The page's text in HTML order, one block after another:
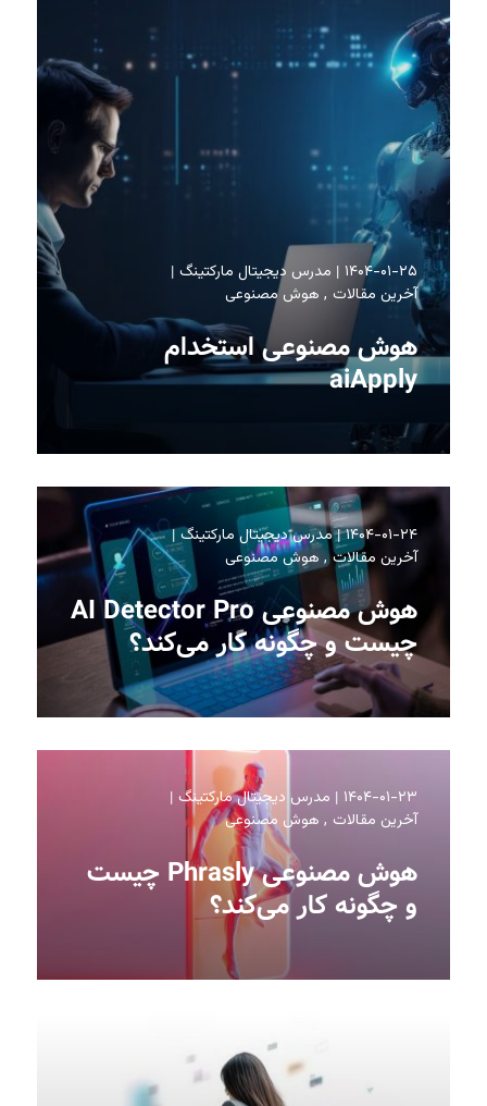
۱۴۰۴-۰۱-۲۵
مدرس دیجیتال مارکتینگ
آخرین مقالات
هوش مصنوعی
هوش مصنوعی استخدام
aiApply
۱۴۰۴-۰۱-۲۴ مدرس دیجیتال مارکتینگ
آخرین مقالات
هوش مصنوعی
هوش مصنوعی AI Detector Pro
چیست و چگونه کار می‌کند؟
۱۴۰۴-۰۱-۲۳
مدرس دیجیتال مارکتینگ
آخرین مقالات
هوش مصنوعی
هوش مصنوعی Phrasly چیست
و چگونه کار می‌کند؟